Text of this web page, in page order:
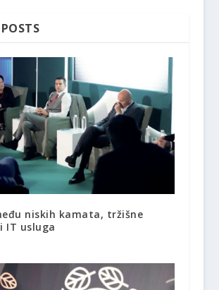
niskih kamata, tržišne
IT usluga